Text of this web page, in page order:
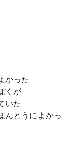
かった
くが
いた
んとうによかっ